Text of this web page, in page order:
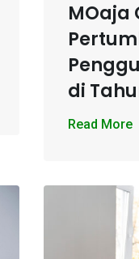
MOaja
di
Read More